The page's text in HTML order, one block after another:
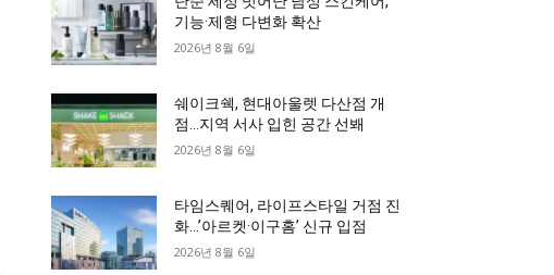
기능·제형 다변화 확산
2026년 8월 6일
쉐이크쉑, 현대아울렛 다산점 개
점…지역 서사 입힌 공간 선봬
2026년 8월 6일
타임스퀘어, 라이프스타일 거점 진
화…’아르켓·이구홈’ 신규 입점
2026년 8월 6일